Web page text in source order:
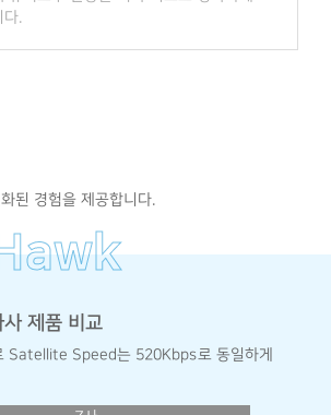
다.
된 경험을 제공합니다.
제품 비교
Satellite Speed는 520Kbps로 동일하게